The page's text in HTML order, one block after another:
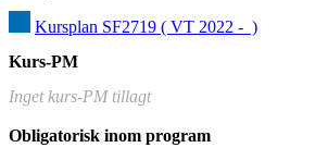
Kursplan SF2719 ( VT 2022 -  )
Kurs-PM
Inget kurs-PM tillagt
Obligatorisk inom program